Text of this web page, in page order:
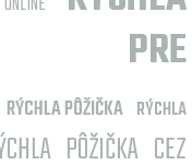
PRE
RÝCHLA PÔŽIČKA RÝCHLA
PÔŽIČKA CEZ